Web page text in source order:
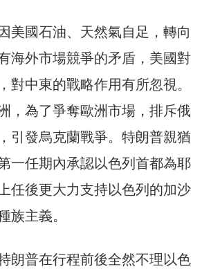
美國石油、天然氣自足，轉向
海外市場競爭的矛盾，美國對
對中東的戰略作用有所忽視。
，為了爭奪歐洲市場，排斥俄
引發烏克蘭戰爭。特朗普親猶
一任期內承認以色列首都為耶
任後更大力支持以色列的加沙
族主義。
朗普在行程前後全然不理以色